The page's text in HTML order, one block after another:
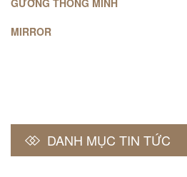
GƯƠNG THÔNG MINH
MIRROR
DANH MỤC TIN TỨC